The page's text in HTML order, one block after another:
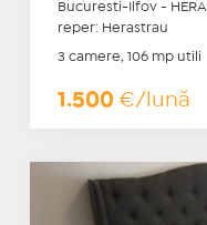
Bucuresti-Ilfov -
reper: Herastrau
3 camere, 106 mp utili
1.500 €/lună